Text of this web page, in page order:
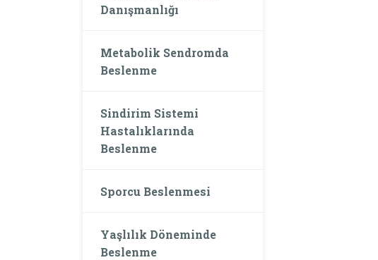
Danışmanlığı
Metabolik Sendromda
Beslenme
Sindirim Sistemi
Hastalıklarında
Beslenme
Sporcu Beslenmesi
Yaşlılık Döneminde
Beslenme